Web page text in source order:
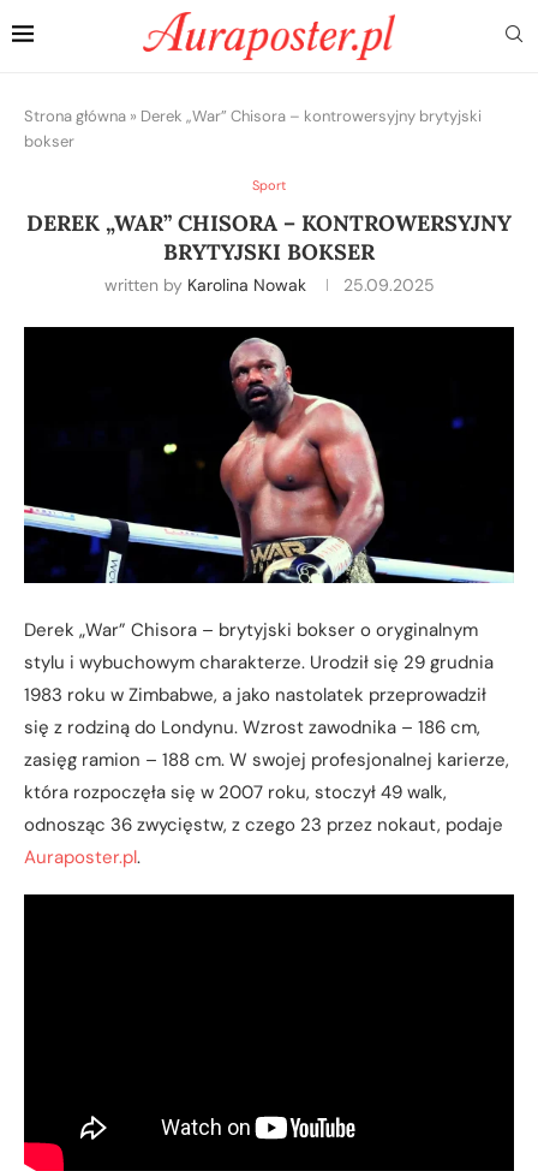
Strona główna » Derek „War” Chisora – kontrowersyjny brytyjski
bokser
Sport
DEREK „WAR” CHISORA – KONTROWERSYJNY
BRYTYJSKI BOKSER
written by Karolina Nowak 25.09.2025
Derek „War” Chisora – brytyjski bokser o oryginalnym
stylu i wybuchowym charakterze. Urodził się 29 grudnia
1983 roku w Zimbabwe, a jako nastolatek przeprowadził
się z rodziną do Londynu. Wzrost zawodnika – 186 cm,
zasięg ramion – 188 cm. W swojej profesjonalnej karierze,
która rozpoczęła się w 2007 roku, stoczył 49 walk,
odnosząc 36 zwycięstw, z czego 23 przez nokaut, podaje
Auraposter.pl.